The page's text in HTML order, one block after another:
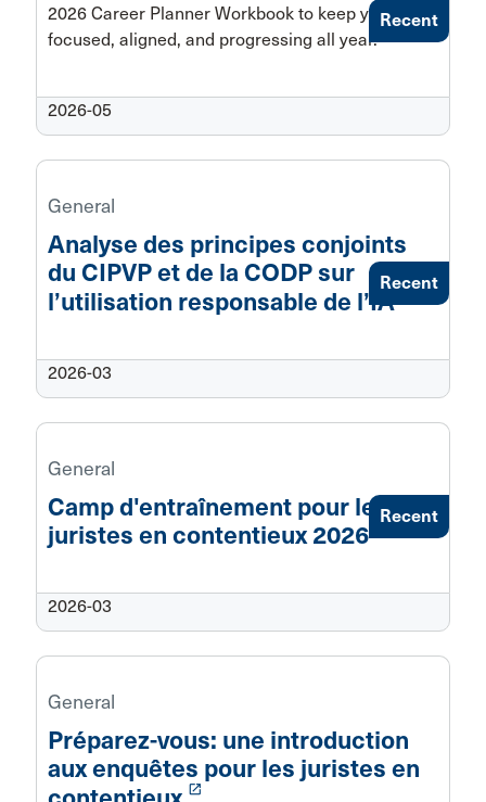
2026 Career Planner Workbook to keep you
focused, aligned, and progressing all year.
2026-05
Recent
General
Analyse des principes conjoints
du CIPVP et de la CODP sur
l’utilisation responsable de l’IA launch
2026-03
Recent
General
Camp d'entraînement pour les
juristes en contentieux 2026
2026-03
Recent
General
Préparez-vous: une introduction
aux enquêtes pour les juristes en
launch